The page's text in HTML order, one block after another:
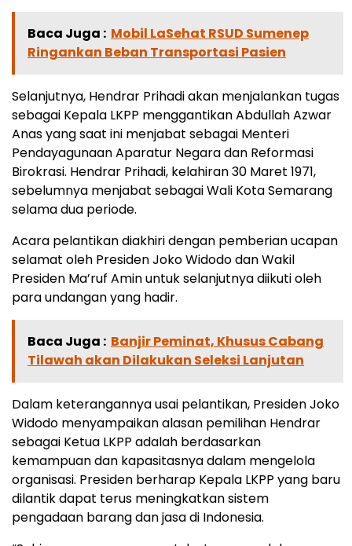
Baca Juga : Mobil LaSehat RSUD Sumenep
Ringankan Beban Transportasi Pasien
Selanjutnya, Hendrar Prihadi akan menjalankan tugas
sebagai Kepala LKPP menggantikan Abdullah Azwar
Anas yang saat ini menjabat sebagai Menteri
Pendayagunaan Aparatur Negara dan Reformasi
Birokrasi. Hendrar Prihadi, kelahiran 30 Maret 1971,
sebelumnya menjabat sebagai Wali Kota Semarang
selama dua periode.
Acara pelantikan diakhiri dengan pemberian ucapan
selamat oleh Presiden Joko Widodo dan Wakil
Presiden Ma’ruf Amin untuk selanjutnya diikuti oleh
para undangan yang hadir.
Baca Juga : Banjir Peminat, Khusus Cabang
Tilawah akan Dilakukan Seleksi Lanjutan
Dalam keterangannya usai pelantikan, Presiden Joko
Widodo menyampaikan alasan pemilihan Hendrar
sebagai Ketua LKPP adalah berdasarkan
kemampuan dan kapasitasnya dalam mengelola
organisasi. Presiden berharap Kepala LKPP yang baru
dilantik dapat terus meningkatkan sistem
pengadaan barang dan jasa di Indonesia.